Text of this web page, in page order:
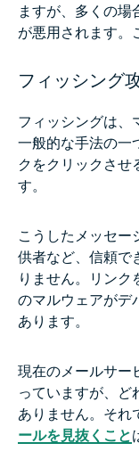
ますが、多くの場
が悪用されます。
フィッシング
フィッシングは、
一般的な手法の一
クをクリックさせ
す。
こうしたメッセー
供者など、信頼で
りません。リン
のマルウェアがデ
あります。
現在のメールサー
っていますが、ど
ありません。それ
ールを見抜くこと